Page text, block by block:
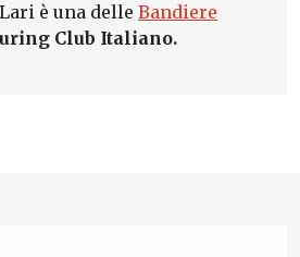
è una delle Bandiere
Club Italiano.